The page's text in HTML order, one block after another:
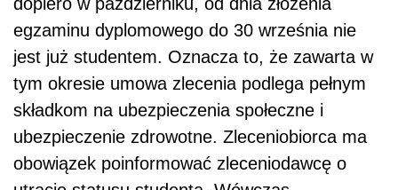
egzaminu dyplomowego do 30 września nie
jest już studentem. Oznacza to, że zawarta w
tym okresie umowa zlecenia podlega pełnym
składkom na ubezpieczenia społeczne i
ubezpieczenie zdrowotne. Zleceniobiorca ma
obowiązek poinformować zleceniodawcę o